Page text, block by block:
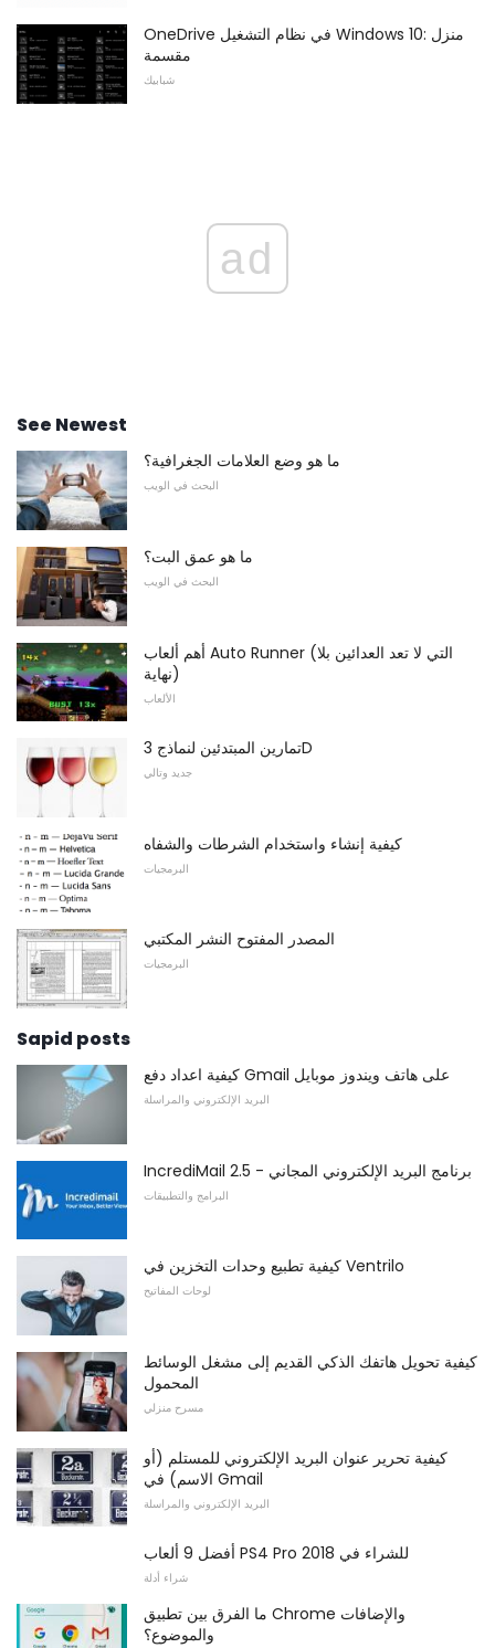
OneDrive في نظام التشغيل Windows 10: منزل
مقسمة
شبابيك
ad
See Newest
ما هو وضع العلامات الجغرافية؟
البحث في الويب
ما هو عمق البت؟
البحث في الويب
أهم ألعاب Auto Runner (التي لا تعد العدائين بلا
نهاية)
الألعاب
تمارين المبتدئين لنماذج 3D
جديد وتالي
كيفية إنشاء واستخدام الشرطات والشفاه
البرمجيات
المصدر المفتوح النشر المكتبي
البرمجيات
Sapid posts
كيفية اعداد دفع Gmail على هاتف ويندوز موبايل
البريد الإلكتروني والمراسلة
IncrediMail 2.5 - برنامج البريد الإلكتروني المجاني
البرامج والتطبيقات
كيفية تطبيع وحدات التخزين في Ventrilo
لوحات المفاتيح
كيفية تحويل هاتفك الذكي القديم إلى مشغل الوسائط
المحمول
مسرح منزلي
كيفية تحرير عنوان البريد الإلكتروني للمستلم (أو
الاسم) في Gmail
البريد الإلكتروني والمراسلة
أفضل 9 ألعاب PS4 Pro للشراء في 2018
شراء أدلة
ما الفرق بين تطبيق Chrome والإضافات
والموضوع؟